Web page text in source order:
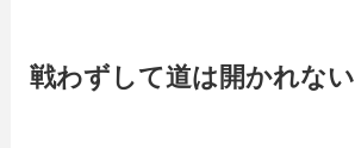
戦わずして道は開かれない